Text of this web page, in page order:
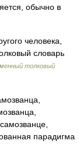
обычно в
человека,
словарь
толковый
парадигма